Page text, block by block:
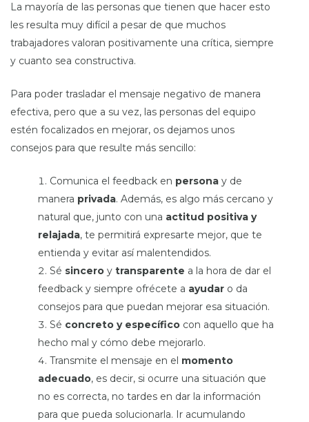
La mayoría de las personas que tienen que hacer esto
les resulta muy difícil a pesar de que muchos
trabajadores valoran positivamente una crítica, siempre
y cuanto sea constructiva.
Para poder trasladar el mensaje negativo de manera
efectiva, pero que a su vez, las personas del equipo
estén focalizados en mejorar, os dejamos unos
consejos para que resulte más sencillo:
Comunica el feedback en persona y de
manera privada. Además, es algo más cercano y
natural que, junto con una actitud positiva y
relajada, te permitirá expresarte mejor, que te
entienda y evitar así malentendidos.
Sé sincero y transparente a la hora de dar el
feedback y siempre ofrécete a ayudar o da
consejos para que puedan mejorar esa situación.
Sé concreto y específico con aquello que ha
hecho mal y cómo debe mejorarlo.
Transmite el mensaje en el momento
adecuado, es decir, si ocurre una situación que
no es correcta, no tardes en dar la información
para que pueda solucionarla. Ir acumulando